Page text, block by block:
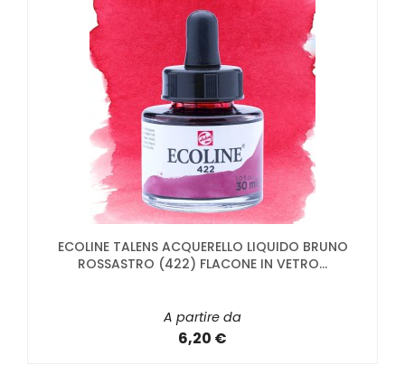
ECOLINE TALENS ACQUERELLO LIQUIDO BRUNO
ROSSASTRO (422) FLACONE IN VETRO...
A partire da
6,20 €